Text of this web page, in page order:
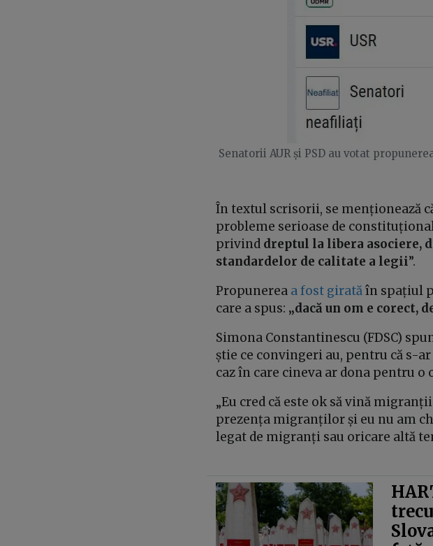
Senatorii AUR și PSD au votat
În textul scrisorii, se menționează
probleme serioase de
privind dreptul la libera asociere,
standardelor de calitate a legii”.
Propunerea a fost giratăîn spațiul
care a spus: „dacă un om e corect,
Simona Constantinescu (FDSC)
știe ce convingeri au, pentru că s-
caz în care cineva ar dona pentru
„Eu cred că este ok să vină
prezența migranților și eu nu am
legat de migranți sau oricare altă